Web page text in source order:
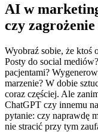
AI w
czy
Wyobraź sobie, że ktoś
Posty do social
pacjentami?
marzenie? W dobie
coraz częściej. Ale
ChatGPT czy innemu
pytanie: czy naprawdę
nie stracić przy tym